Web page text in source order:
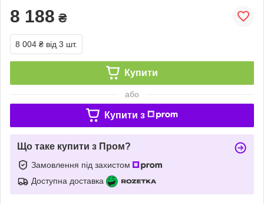
8 188 ₴
8 004 ₴ від 3 шт.
Купити
або
Купити з
Що таке купити з Пром?
Замовлення під захистом
Доступна доставка